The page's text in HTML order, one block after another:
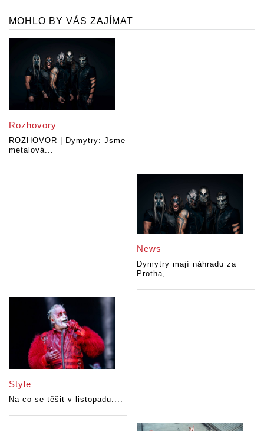
MOHLO BY VÁS ZAJÍMAT
Rozhovory
ROZHOVOR | Dymytry: Jsme
metalová...
News
Dymytry mají náhradu za
Protha,...
Style
Na co se těšit v listopadu:...